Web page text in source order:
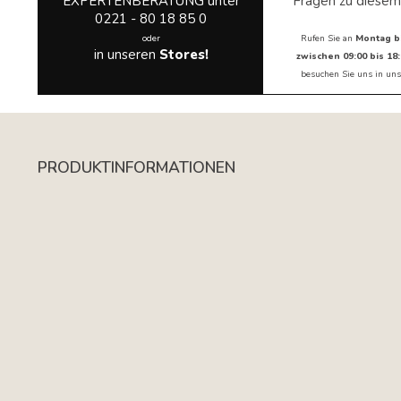
0221 - 80 18 85 0
oder
in unseren Stores!
Rufen Sie an Montag
zwischen 09:00 bis
besuchen Sie uns in
PRODUKTINFORMATIONEN